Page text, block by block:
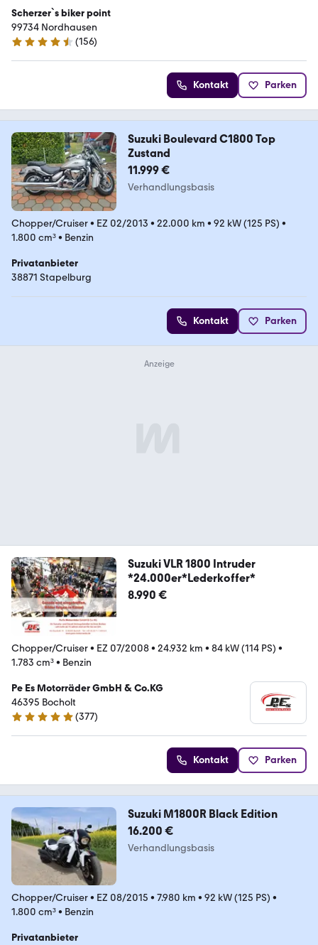
Scherzer`s biker point
99734 Nordhausen
4.7 Sterne
(156)
Kontakt Parken
Suzuki Boulevard C1800 Top
Zustand
11.999 €
Verhandlungsbasis
Chopper/Cruiser• EZ 02/2013 • 22.000 km • 92 kW (125 PS) •
1.800 cm³• Benzin
Privatanbieter
38871 Stapelburg
Kontakt Parken
Suzuki VLR 1800 Intruder
*24.000er*Lederkoffer*
8.990 €
Chopper/Cruiser• EZ 07/2008• 24.932 km • 84 kW (114 PS) •
1.783 cm³• Benzin
Pe Es Motorräder GmbH & Co.KG
46395 Bocholt
4.8 Sterne
(377)
Kontakt Parken
Suzuki M1800R Black Edition
16.200 €
Verhandlungsbasis
Chopper/Cruiser• EZ 08/2015 • 7.980 km • 92 kW (125 PS) •
1.800 cm³• Benzin
Privatanbieter